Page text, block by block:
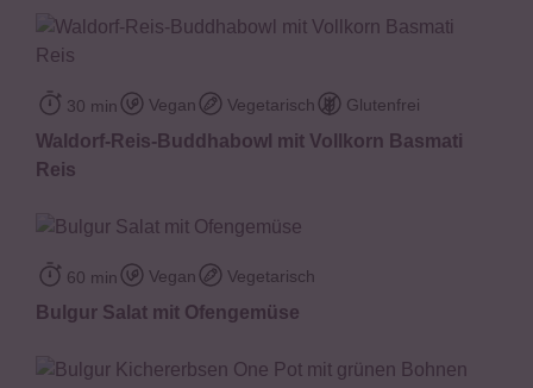
30 min Vegan Vegetarisch Glutenfrei
Waldorf-Reis-Buddhabowl mit Vollkorn Basmati
Reis
60 min Vegan Vegetarisch
Bulgur Salat mit Ofengemüse